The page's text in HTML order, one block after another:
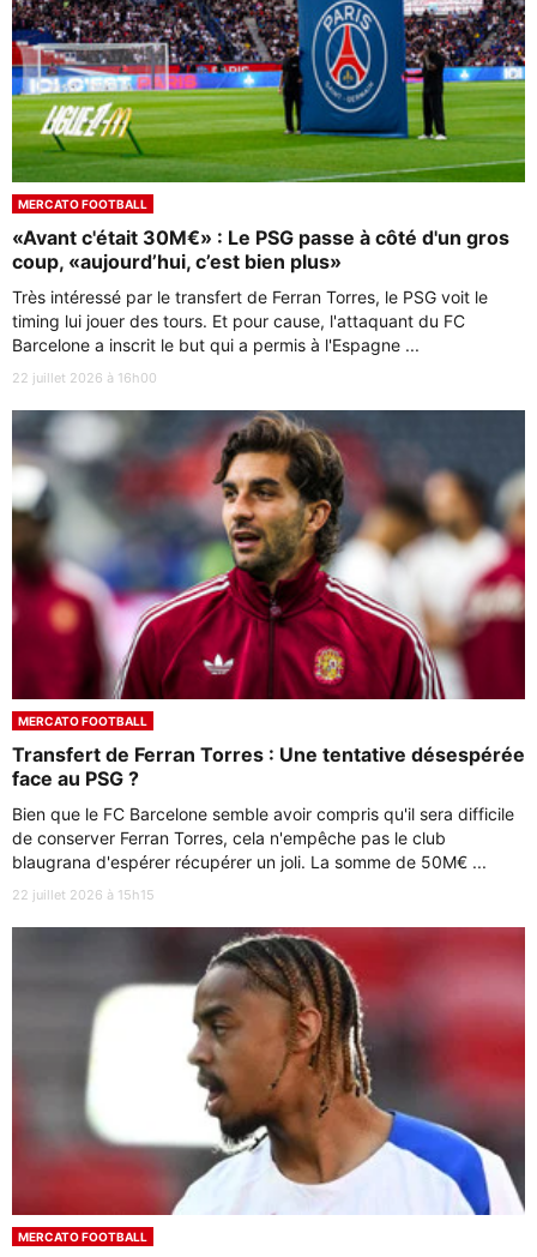
MERCATO FOOTBALL
«Avant c'était 30M€» : Le PSG passe à côté d'un gros
coup, «aujourd’hui, c’est bien plus»
Très intéressé par le transfert de Ferran Torres, le PSG voit le
timing lui jouer des tours. Et pour cause, l'attaquant du FC
Barcelone a inscrit le but qui a permis à l'Espagne ...
22 juillet 2026 à 16h00
MERCATO FOOTBALL
Transfert de Ferran Torres : Une tentative désespérée
face au PSG ?
Bien que le FC Barcelone semble avoir compris qu'il sera difficile
de conserver Ferran Torres, cela n'empêche pas le club
blaugrana d'espérer récupérer un joli. La somme de 50M€ ...
22 juillet 2026 à 15h15
MERCATO FOOTBALL